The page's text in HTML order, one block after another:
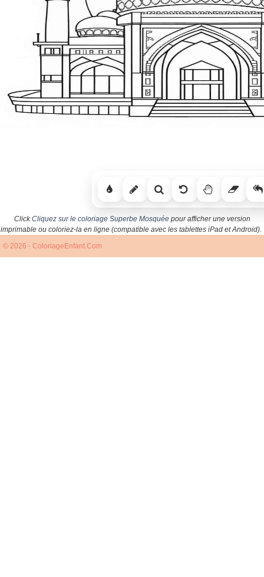
ClickCliquez sur le coloriage Superbe Mosquéepour afficher une version
imprimable ou coloriez-la en ligne (compatible avec les tablettes iPad et Android).
© 2026 - ColoriageEnfant.Com